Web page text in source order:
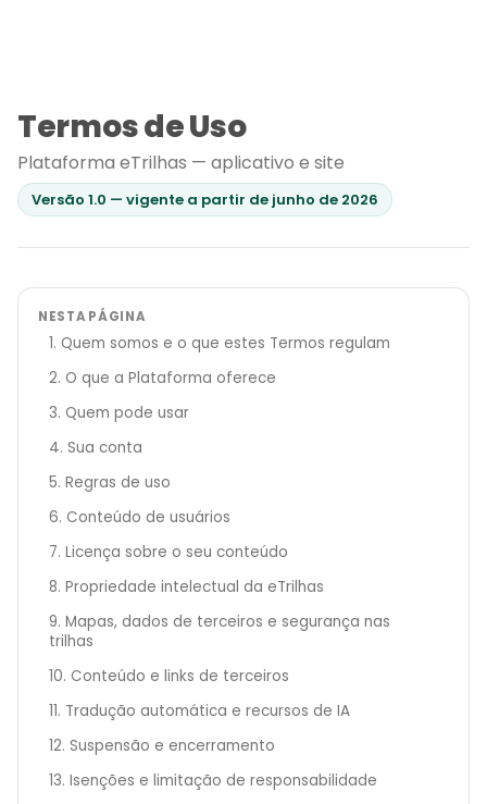
Termos de Uso
Plataforma eTrilhas — aplicativo e site
Versão 1.0 — vigente a partir de junho de 2026
NESTA PÁGINA
1. Quem somos e o que estes Termos regulam
2. O que a Plataforma oferece
3. Quem pode usar
4. Sua conta
5. Regras de uso
6. Conteúdo de usuários
7. Licença sobre o seu conteúdo
8. Propriedade intelectual da eTrilhas
9. Mapas, dados de terceiros e segurança nas
trilhas
10. Conteúdo e links de terceiros
11. Tradução automática e recursos de IA
12. Suspensão e encerramento
13. Isenções e limitação de responsabilidade